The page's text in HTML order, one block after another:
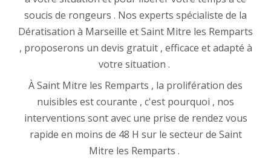
soucis de rongeurs . Nos experts spécialiste de la
Dératisation à Marseille et Saint Mitre les Remparts
, proposerons un devis gratuit , efficace et adapté à
votre situation .
À Saint Mitre les Remparts , la prolifération des
nuisibles est courante , c'est pourquoi , nos
interventions sont avec une prise de rendez vous
rapide en moins de 48 H sur le secteur de Saint
Mitre les Remparts .